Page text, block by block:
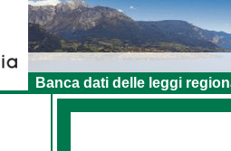
Banca dati delle leggi